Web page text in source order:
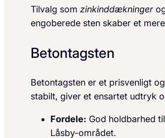
Tilvalg som zinkinddækninger
engoberede sten skaber et
Betontagsten
Betontagsten er et prisvenligt
stabilt, giver et ensartet udtryk
Fordele: God holdbarhed
Låsby-området.